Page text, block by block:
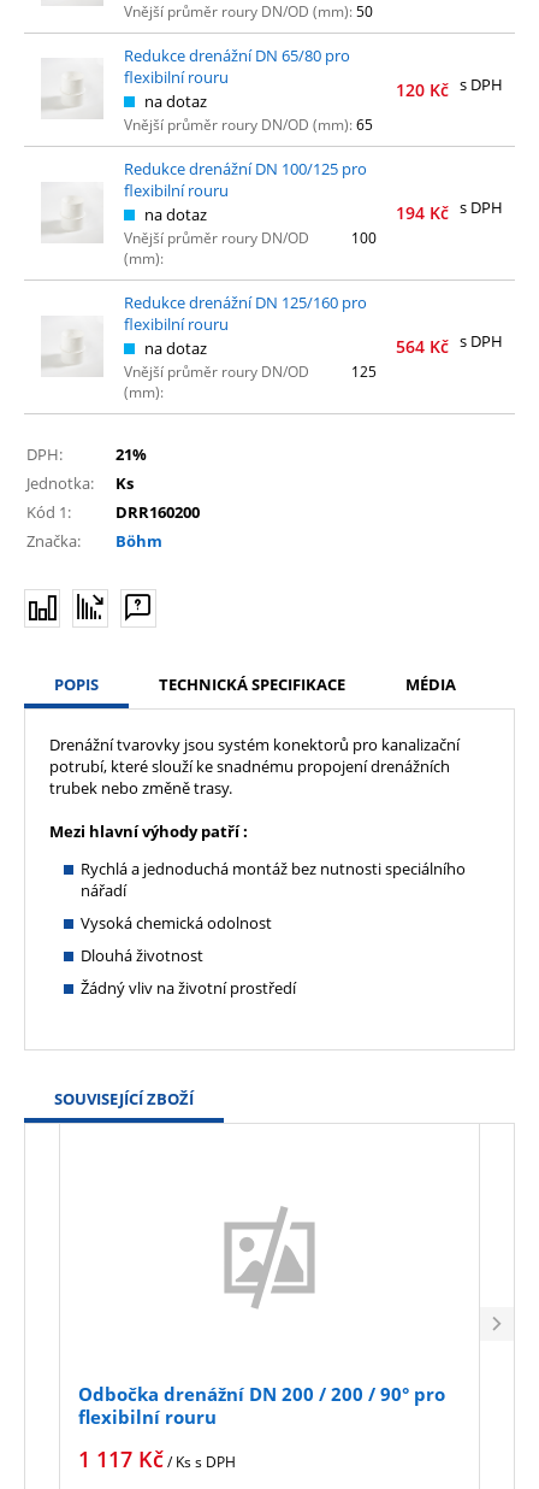
Vnější průměr roury DN/OD (mm):50
Redukce drenážní DN 65/80 pro
flexibilní rouru
na dotaz
Vnější průměr roury DN/OD (mm):65
120 Kč s DPH
Redukce drenážní DN 100/125 pro
flexibilní rouru
na dotaz
Vnější průměr roury DN/OD
(mm):
100
194 Kč s DPH
Redukce drenážní DN 125/160 pro
flexibilní rouru
na dotaz
Vnější průměr roury DN/OD
(mm):
125
564 Kč s DPH
DPH:
21%
Jednotka:
Ks
Kód 1:
DRR160200
Značka:
Böhm
POPIS TECHNICKÁ SPECIFIKACE MÉDIA
Drenážní tvarovky jsou systém konektorů pro kanalizační
potrubí, které slouží ke snadnému propojení drenážních
trubek nebo změně trasy.
Mezi hlavní výhody patří :
Rychlá a jednoduchá montáž bez nutnosti speciálního
nářadí
Vysoká chemická odolnost
Dlouhá životnost
Žádný vliv na životní prostředí
SOUVISEJÍCÍ ZBOŽÍ
Odbočka drenážní DN 200 / 200 / 90° pro
flexibilní rouru
1 117 Kč/ Kss DPH